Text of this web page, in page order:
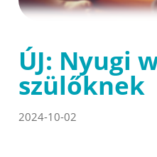
ÚJ: Nyugi
szülőknek
2024-10-02